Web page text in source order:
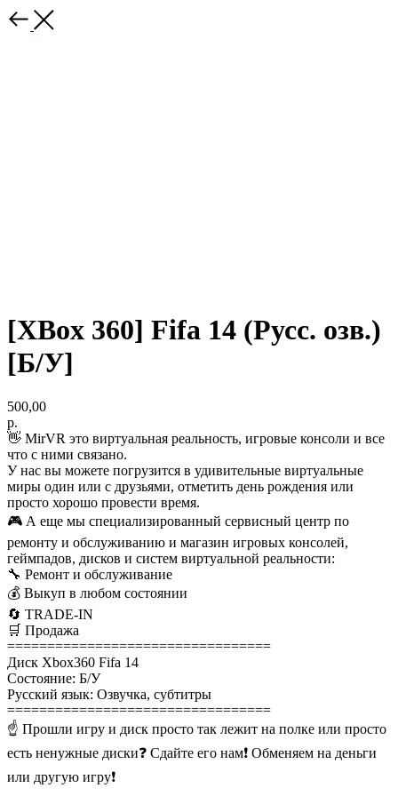
[XBox 360] Fifa 14 (Русс. озв.)
[Б/У]
500,00
р.
👋 MirVR это виртуальная реальность, игровые консоли и все
что с ними связано.
У нас вы можете погрузится в удивительные виртуальные
миры один или с друзьями, отметить день рождения или
просто хорошо провести время.
🎮 А еще мы специализированный сервисный центр по
ремонту и обслуживанию и магазин игровых консолей,
геймпадов, дисков и систем виртуальной реальности:
🔧 Ремонт и обслуживание
💰 Выкуп в любом состоянии
🔄 TRADE-IN
🛒 Продажа
=================================
Диск Xbox360 Fifa 14
Состояние: Б/У
Русский язык: Озвучка, субтитры
=================================
☝ Прошли игру и диск просто так лежит на полке или просто
есть ненужные диски❓ Сдайте его нам❗ Обменяем на деньги
или другую игру❗